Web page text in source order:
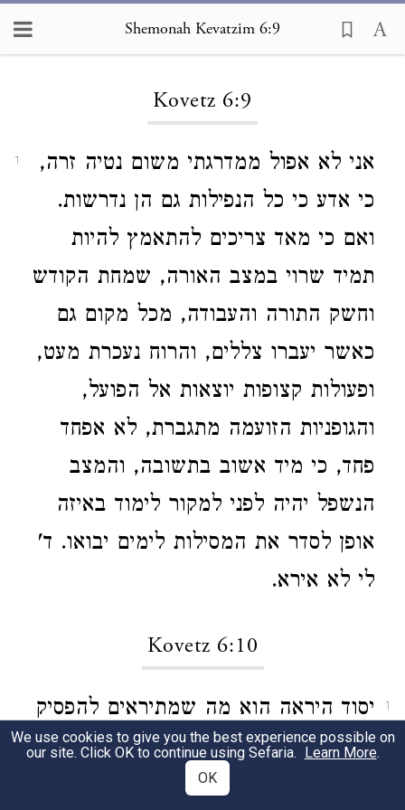
Shemonah Kevatzim 6:9
Kovetz 6:9
1
אני לא אפול ממדרגתי משום נטיה זרה,
כי אדע כי כל הנפילות גם הן נדרשות.
ואם כי מאד צריכים להתאמץ להיות
תמיד שרוי במצב האורה, שמחת הקודש
וחשק התורה והעבודה, מכל מקום גם
כאשר יעברו צללים, והרוח נעכרת מעט,
ופעולות קצופות יוצאות אל הפועל,
והגופניות הזועמה מתגברת, לא אפחד
פחד, כי מיד אשוב בתשובה, והמצב
הנשפל יהיה לפני למקור לימוד באיזה
אופן לסדר את המסילות לימים יבואו. ד'
לי לא אירא.
Kovetz 6:10
1
יסוד היראה הוא מה שמתיראים להפסיק
את הדבקות האלהית, המלאה אורות
עליונים וחיים עד העולם, ותוספות הארה
We use cookies to give you the best experience possible on
our site. Click OK to continue using Sefaria. Learn More.
OK